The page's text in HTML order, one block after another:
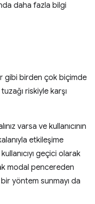
daha fazla bilgi
gibi birden çok biçimde
riskiyle karşı
varsa ve kullanıcının
etkileşime
geçici olarak
modal pencereden
yöntem sunmayı da